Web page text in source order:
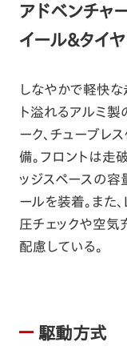
アドベンチャ
イール&タイヤ
しなやかで軽快な
ト溢れるアルミ製
ーク、チューブレ
備。フロントは走
ッジスペースの容
ールを装着。また
圧チェックや空気
配慮している。
駆動方式